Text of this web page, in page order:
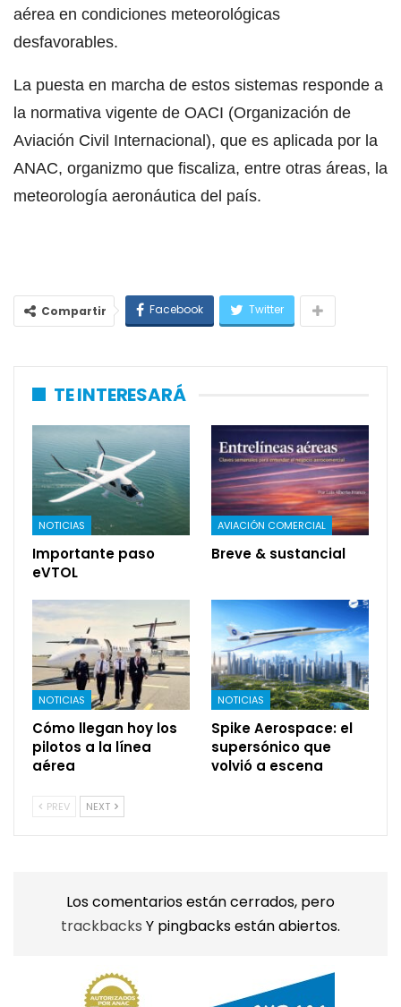
aérea en condiciones meteorológicas
desfavorables.
La puesta en marcha de estos sistemas responde a
la normativa vigente de OACI (Organización de
Aviación Civil Internacional), que es aplicada por la
ANAC, organizmo que fiscaliza, entre otras áreas, la
meteorología aeronáutica del país.
Compartir Facebook Twitter
TE INTERESARÁ
NOTICIAS
Importante paso
eVTOL
AVIACIÓN COMERCIAL
Breve & sustancial
NOTICIAS
Cómo llegan hoy los
pilotos a la línea
aérea
NOTICIAS
Spike Aerospace: el
supersónico que
volvió a escena
PREV NEXT
Los comentarios están cerrados, pero
trackbacks Y pingbacks están abiertos.